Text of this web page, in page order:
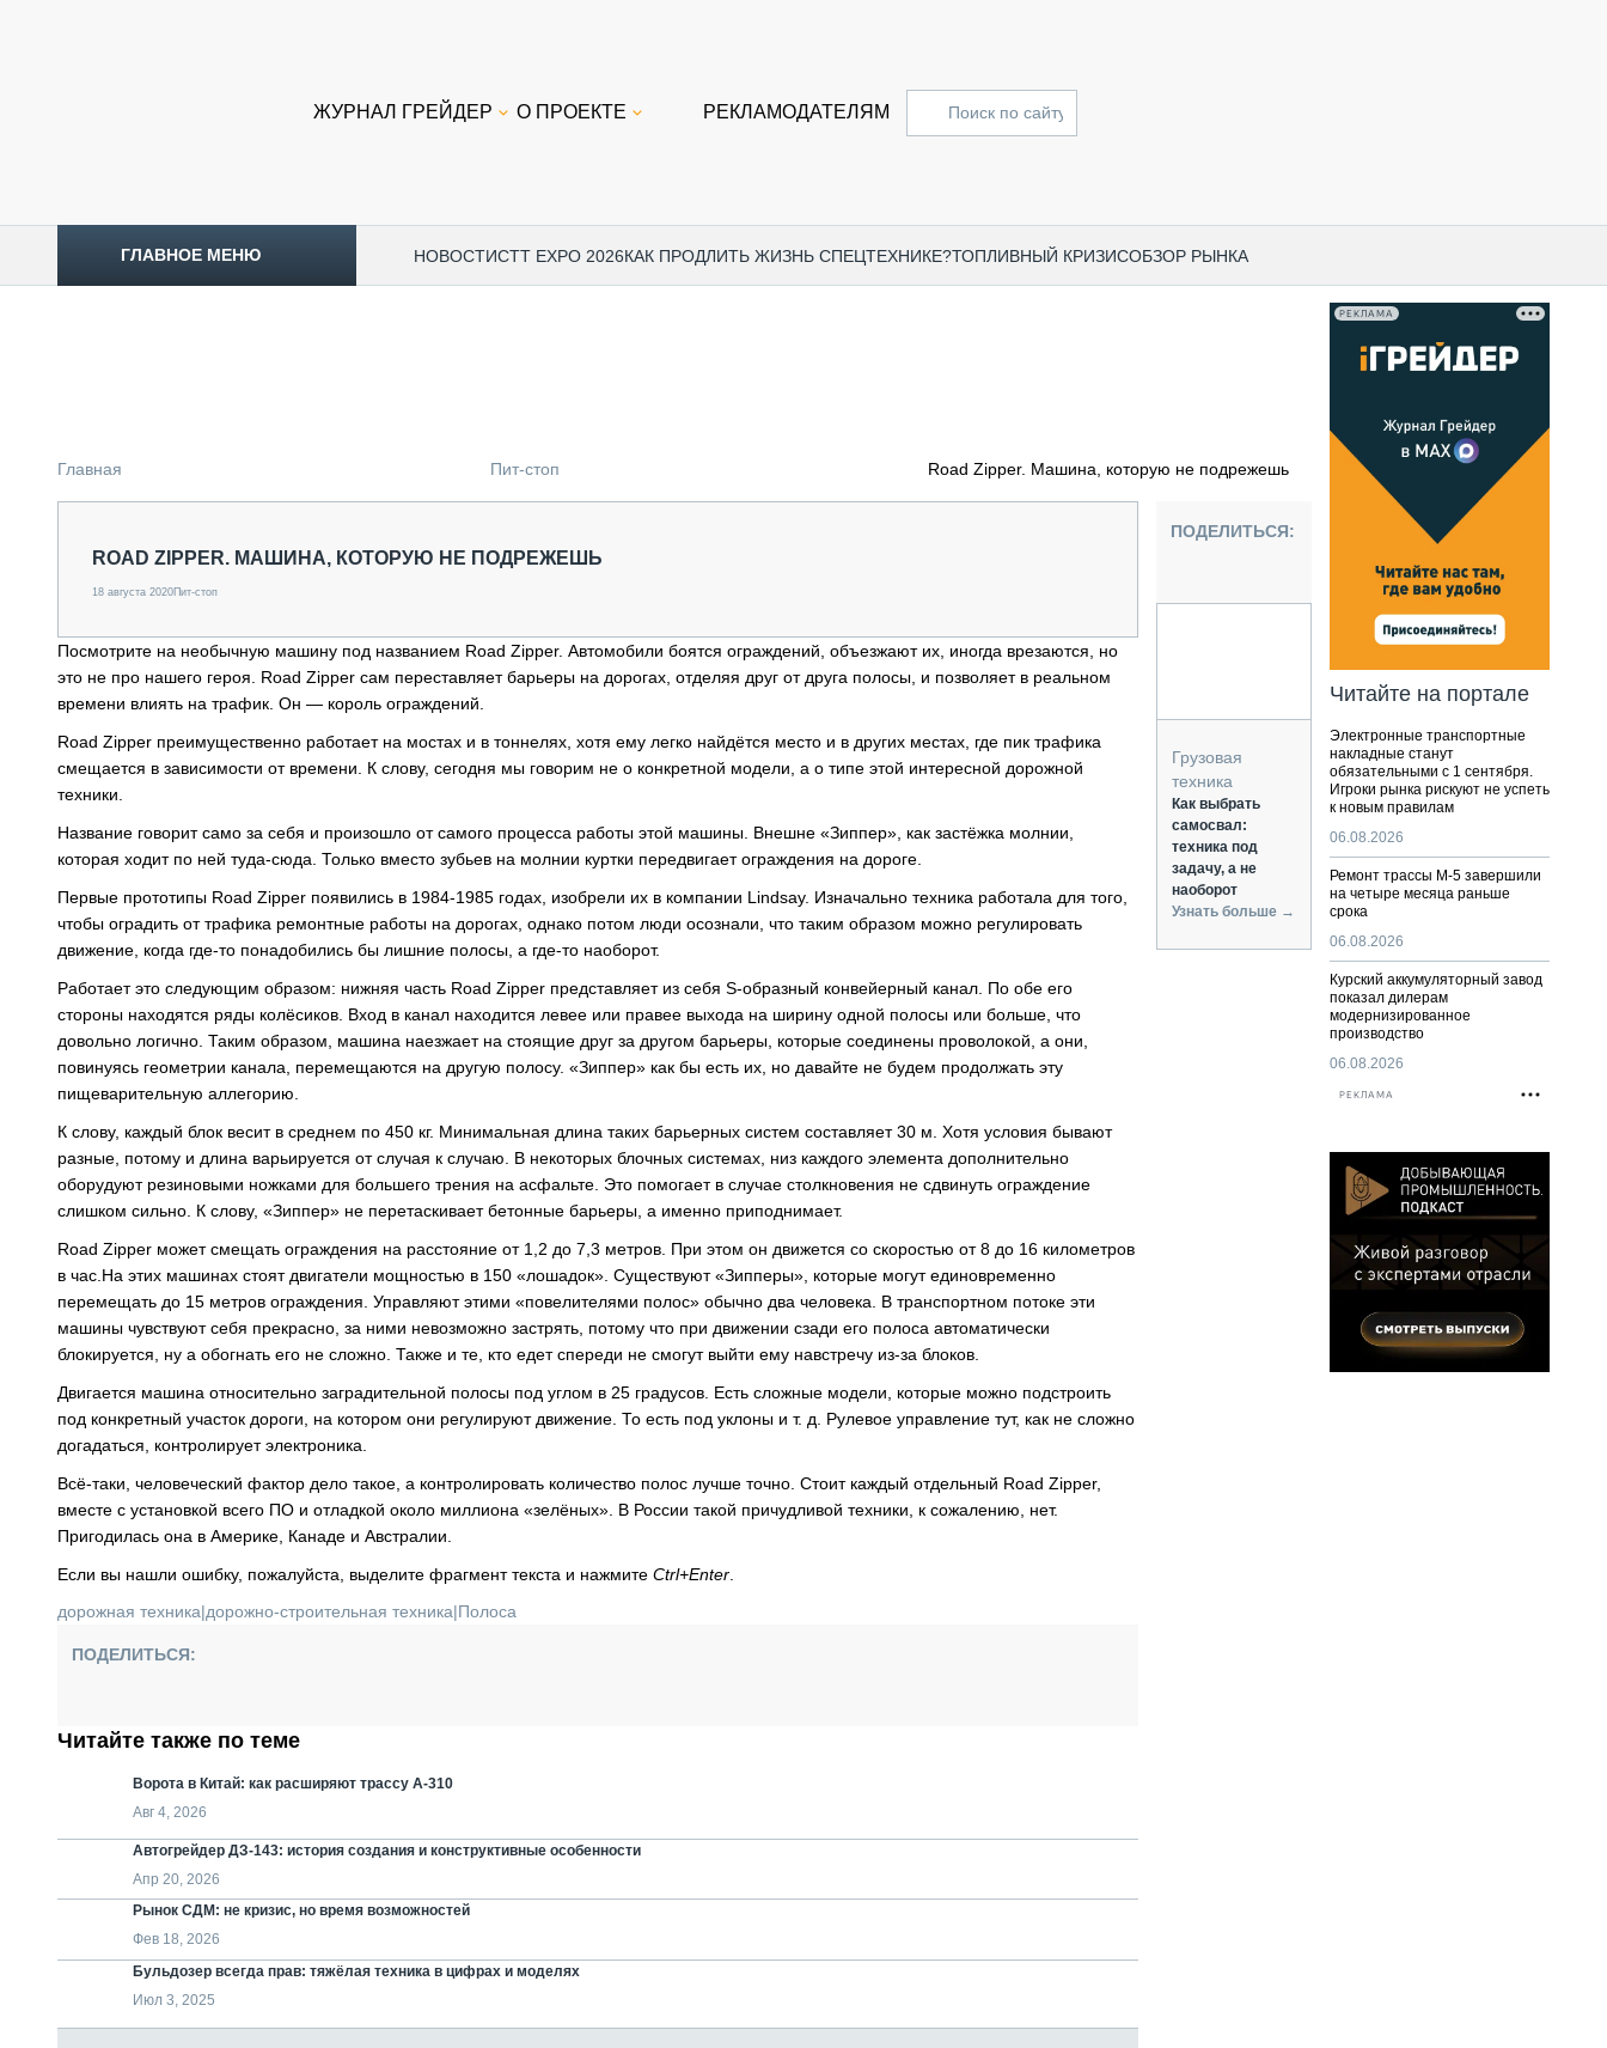
ЖУРНАЛ ГРЕЙДЕР О ПРОЕКТЕ РЕКЛАМОДАТЕЛЯМ
ГЛАВНОЕ МЕНЮ НОВОСТИCTT EXPO 2026КАК ПРОДЛИТЬ ЖИЗНЬ СПЕЦТЕХНИКЕ?ТОПЛИВНЫЙ КРИЗИСОБЗОР РЫНКА
ОБЗОР РЫНКА
ТЕХНИКА КРУПНЫМ ПЛАНОМ
ИСПЫТАТЕЛИ
ТЕХНОЛОГИИ
ДОРОЖНАЯ ИНДУСТРИЯ
СЕРВИСМЕНЫ
МЕРОПРИЯТИЯ
ПОДЪЁМНАЯ ТЕХНИКА
ПРИЦЕПНАЯ ТЕХНИКА
КОММУНАЛЬНАЯ ТЕХНИКА
ТЕХНИКА СПЕЦИАЛЬНОГО НАЗНАЧЕНИЯ
КАРЬЕРНАЯ ТЕХНИКА
АВТОМАТИЗАЦИЯ И ТЕХНОЛОГИИ
КОМПЛЕКТУЮЩИЕ И СЕРВИС
Главная Пит-стоп Road Zipper. Машина, которую не подрежешь
ROAD ZIPPER. МАШИНА, КОТОРУЮ НЕ ПОДРЕЖЕШЬ
18 августа 2020Пит-стоп
Посмотрите на необычную машину под названием Road Zipper. Автомобили боятся ограждений, объезжают их, иногда врезаются, но
это не про нашего героя. Road Zipper сам переставляет барьеры на дорогах, отделяя друг от друга полосы, и позволяет в реальном
времени влиять на трафик. Он — король ограждений.
Road Zipper преимущественно работает на мостах и в тоннелях, хотя ему легко найдётся место и в других местах, где пик трафика
смещается в зависимости от времени. К слову, сегодня мы говорим не о конкретной модели, а о типе этой интересной дорожной
техники.
Название говорит само за себя и произошло от самого процесса работы этой машины. Внешне «Зиппер», как застёжка молнии,
которая ходит по ней туда-сюда. Только вместо зубьев на молнии куртки передвигает ограждения на дороге.
Первые прототипы Road Zipper появились в 1984-1985 годах, изобрели их в компании Lindsay. Изначально техника работала для того,
чтобы оградить от трафика ремонтные работы на дорогах, однако потом люди осознали, что таким образом можно регулировать
движение, когда где-то понадобились бы лишние полосы, а где-то наоборот.
Работает это следующим образом: нижняя часть Road Zipper представляет из себя S-образный конвейерный канал. По обе его
стороны находятся ряды колёсиков. Вход в канал находится левее или правее выхода на ширину одной полосы или больше, что
довольно логично. Таким образом, машина наезжает на стоящие друг за другом барьеры, которые соединены проволокой, а они,
повинуясь геометрии канала, перемещаются на другую полосу. «Зиппер» как бы есть их, но давайте не будем продолжать эту
пищеварительную аллегорию.
К слову, каждый блок весит в среднем по 450 кг. Минимальная длина таких барьерных систем составляет 30 м. Хотя условия бывают
разные, потому и длина варьируется от случая к случаю. В некоторых блочных системах, низ каждого элемента дополнительно
оборудуют резиновыми ножками для большего трения на асфальте. Это помогает в случае столкновения не сдвинуть ограждение
слишком сильно. К слову, «Зиппер» не перетаскивает бетонные барьеры, а именно приподнимает.
Road Zipper может смещать ограждения на расстояние от 1,2 до 7,3 метров. При этом он движется со скоростью от 8 до 16 километров
в час.На этих машинах стоят двигатели мощностью в 150 «лошадок». Существуют «Зипперы», которые могут единовременно
перемещать до 15 метров ограждения. Управляют этими «повелителями полос» обычно два человека. В транспортном потоке эти
машины чувствуют себя прекрасно, за ними невозможно застрять, потому что при движении сзади его полоса автоматически
блокируется, ну а обогнать его не сложно. Также и те, кто едет спереди не смогут выйти ему навстречу из-за блоков.
Двигается машина относительно заградительной полосы под углом в 25 градусов. Есть сложные модели, которые можно подстроить
под конкретный участок дороги, на котором они регулируют движение. То есть под уклоны и т. д. Рулевое управление тут, как не сложно
догадаться, контролирует электроника.
Всё-таки, человеческий фактор дело такое, а контролировать количество полос лучше точно. Стоит каждый отдельный Road Zipper,
вместе с установкой всего ПО и отладкой около миллиона «зелёных». В России такой причудливой техники, к сожалению, нет.
Пригодилась она в Америке, Канаде и Австралии.
Если вы нашли ошибку, пожалуйста, выделите фрагмент текста и нажмите Ctrl+Enter
дорожная техника|дорожно-строительная техника|Полоса
ПОДЕЛИТЬСЯ:
Читайте также по теме
Ворота в Китай: как расширяют трассу А-310
Авг 4, 2026
Автогрейдер ДЗ-143: история создания и конструктивные особенности
Апр 20, 2026
Рынок СДМ: не кризис, но время возможностей
Фев 18, 2026
Бульдозер всегда прав: тяжёлая техника в цифрах и моделях
Июл 3, 2025
ПОДЕЛИТЬСЯ:
Грузовая
техника
Как выбрать
самосвал:
техника под
задачу, а не
наоборот
Узнать больше →
РЕКЛАМА
Читайте на портале
Электронные транспортные
накладные станут
обязательными с 1 сентября.
Игроки рынка рискуют не успеть
к новым правилам
06.08.2026
Ремонт трассы М-5 завершили
на четыре месяца раньше
срока
06.08.2026
Курский аккумуляторный завод
показал дилерам
модернизированное
производство
06.08.2026
РЕКЛАМА